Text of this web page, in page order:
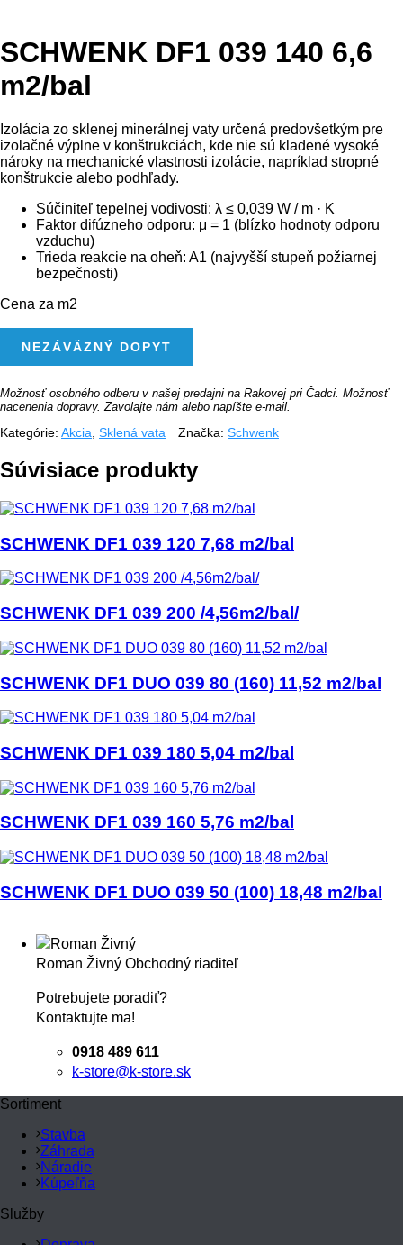
SCHWENK DF1 039 140 6,6
m2/bal
Izolácia zo sklenej minerálnej vaty určená predovšetkým pre
izolačné výplne v konštrukciách, kde nie sú kladené vysoké
nároky na mechanické vlastnosti izolácie, napríklad stropné
konštrukcie alebo podhľady.
Súčiniteľ tepelnej vodivosti: λ ≤ 0,039 W / m · K
Faktor difúzneho odporu: μ = 1 (blízko hodnoty odporu
vzduchu)
Trieda reakcie na oheň: A1 (najvyšší stupeň požiarnej
bezpečnosti)
Cena za m2
SCHWENK
140
6,6
NEZÁVÄZNÝ DOPYT
Možnosť osobného odberu v našej predajni na Rakovej pri Čadci. Možnosť
nacenenia dopravy. Zavolajte nám alebo napíšte e-mail.
Kategórie: Akcia Sklená vata Značka: Schwenk
Súvisiace produkty
SCHWENK DF1 039 120 7,68 m2/bal
SCHWENK DF1 039 200 /4,56m2/bal/
SCHWENK DF1 DUO 039 80 (160) 11,52 m2/bal
SCHWENK DF1 039 180 5,04 m2/bal
SCHWENK DF1 039 160 5,76 m2/bal
SCHWENK DF1 DUO 039 50 (100) 18,48 m2/bal
Roman Živný Obchodný riaditeľ
Potrebujete poradiť?
Kontaktujte ma!
0918 489 611
k-store@k-store.sk
Sortiment
Stavba
Záhrada
Náradie
Kúpeľňa
Služby